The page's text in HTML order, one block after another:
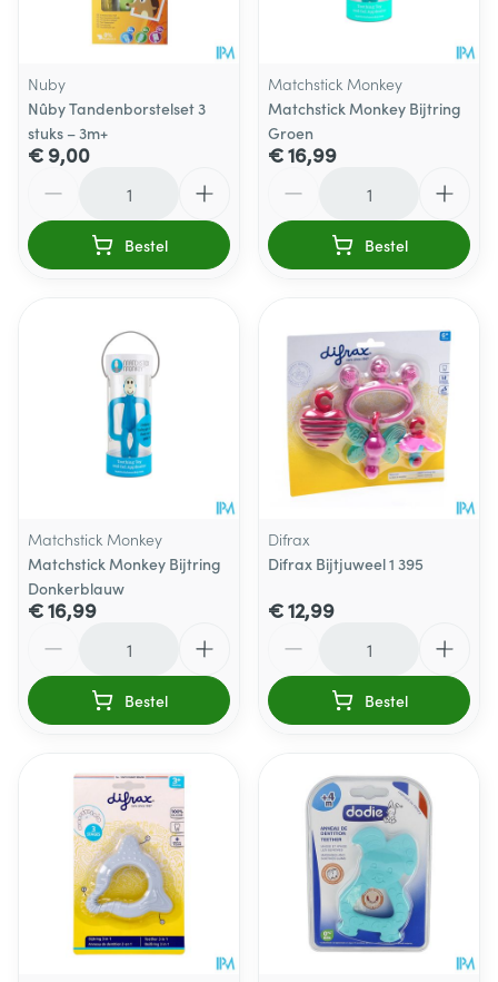
Nuby
Nûby Tandenborstelset 3
stuks – 3m+
€ 9,00
Bestel
Matchstick Monkey
Matchstick Monkey Bijtring
Groen
€ 16,99
Bestel
Matchstick Monkey
Matchstick Monkey Bijtring
Donkerblauw
€ 16,99
Bestel
Difrax
Difrax Bijtjuweel 1 395
€ 12,99
Bestel